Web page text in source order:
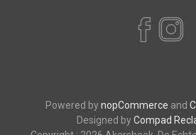
Powered bynopCommerce and
Designed byCompad